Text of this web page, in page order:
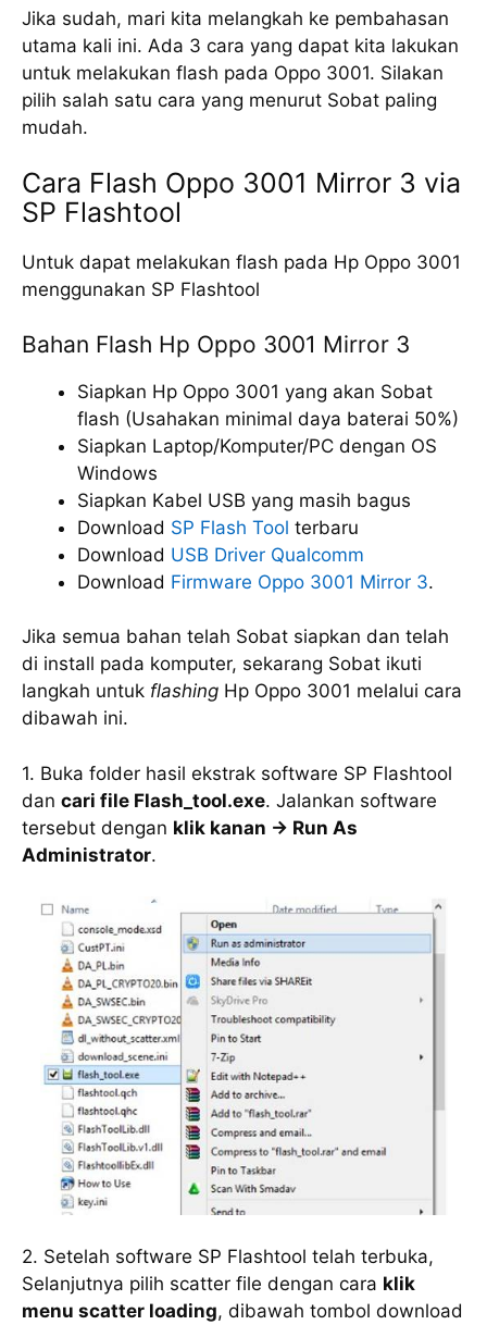
Jika sudah, mari kita melangkah ke pembahasan
utama kali ini. Ada 3 cara yang dapat kita lakukan
untuk melakukan flash pada Oppo 3001. Silakan
pilih salah satu cara yang menurut Sobat paling
mudah.
Cara Flash Oppo 3001 Mirror 3 via
SP Flashtool
Untuk dapat melakukan flash pada Hp Oppo 3001
menggunakan SP Flashtool
Bahan Flash Hp Oppo 3001 Mirror 3
Siapkan Hp Oppo 3001 yang akan Sobat
flash (Usahakan minimal daya baterai 50%)
Siapkan Laptop/Komputer/PC dengan OS
Windows
Siapkan Kabel USB yang masih bagus
Download SP Flash Tool terbaru
Download USB Driver Qualcomm
Download Firmware Oppo 3001 Mirror 3.
Jika semua bahan telah Sobat siapkan dan telah
di install pada komputer, sekarang Sobat ikuti
langkah untuk flashing Hp Oppo 3001 melalui cara
dibawah ini.
1. Buka folder hasil ekstrak software SP Flashtool
dan cari file Flash_tool.exe. Jalankan software
tersebut dengan klik kanan -> Run As
Administrator.
2. Setelah software SP Flashtool telah terbuka,
Selanjutnya pilih scatter file dengan cara klik
menu scatter loading, dibawah tombol download